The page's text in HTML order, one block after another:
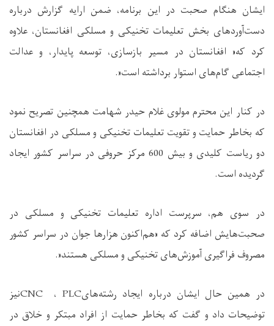
ایشان هنگام صحبت در این برنامه، ضمن ارایه گزارش درباره
دست‌آوردهای بخش تعلیمات تخنیکی و مسلکی افغانستان، علاوه
کرد که« افغانستان در مسیر بازسازی، توسعه پایدار، و عدالت
اجتماعی گام‌های استوار برداشته است.»
در کنار این محترم مولوی غلام حیدر شهامت همچنین تصریح نمود
که بخاطر حمایت و تقویت تعلیمات تخنیکی و مسلکی در افغانستان
دو ریاست کلیدی و بیش 600 مرکز حروفی در سراسر کشور ایجاد
گردیده است.
در سوی هم، سرپرست اداره تعلیمات تخنیکی و مسلکی در
صحبت‌هایش اضافه کرد که «هم‌اکنون هزارها جوان در سراسر کشور
مصروف فراگیری آموزش‌های تخنیکی و مسلکی هستند.»
در همین حال ایشان درباره ایجاد رشته‌هایPLC ، CNCنیز
توضیحات داد و گفت که بخاطر حمایت از افراد مبتکر و خلاق در